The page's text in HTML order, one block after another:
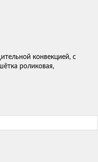
конвекцией, с
роликовая,